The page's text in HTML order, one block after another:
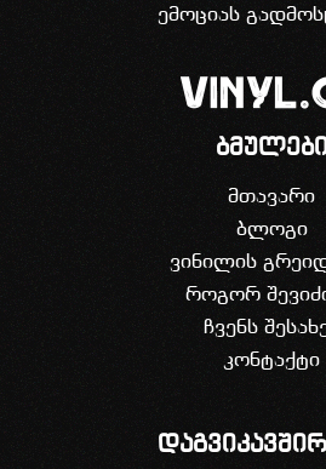
ემოციას
მთავარი
ბლოგი
ვინილის
როგორ
ჩვენს
კონტაქტი